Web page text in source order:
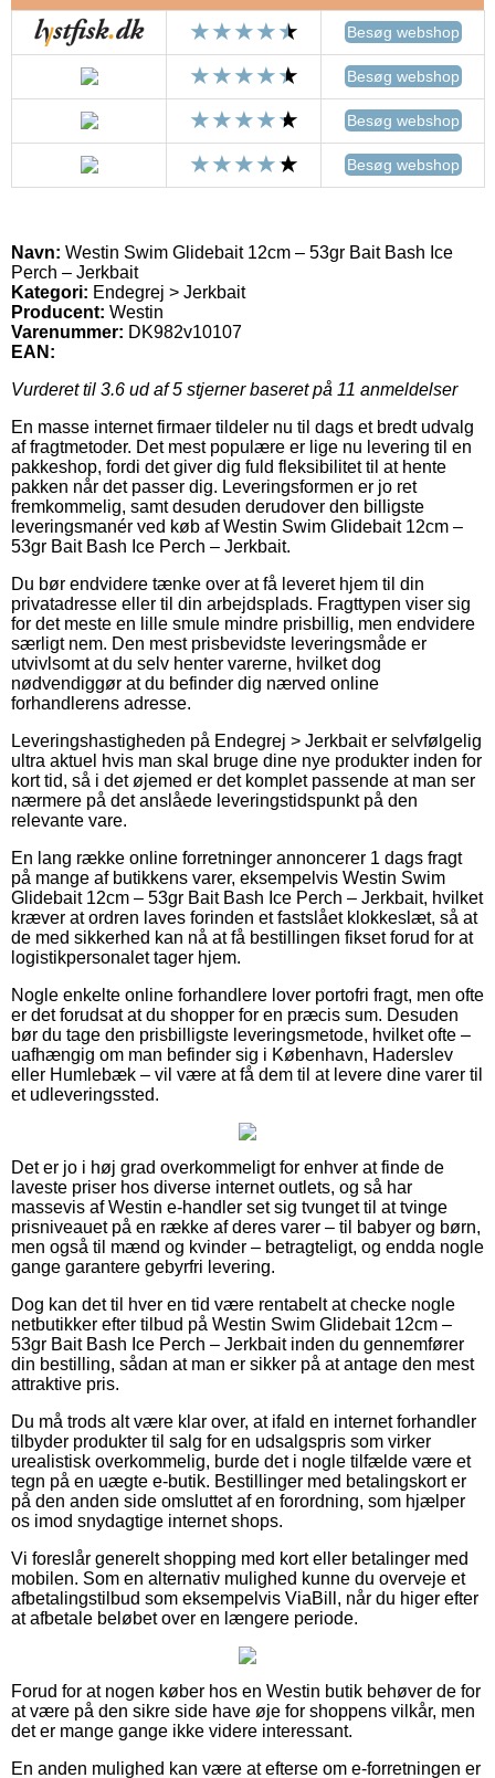
Besøg webshop
Besøg webshop
Besøg webshop
Besøg webshop
Navn: Westin Swim Glidebait 12cm – 53gr Bait Bash Ice
Perch – Jerkbait
Kategori: Endegrej > Jerkbait
Producent: Westin
Varenummer: DK982v10107
EAN:
Vurderet til 3.6 ud af 5 stjerner baseret på 11 anmeldelser
En masse internet firmaer tildeler nu til dags et bredt udvalg
af fragtmetoder. Det mest populære er lige nu levering til en
pakkeshop, fordi det giver dig fuld fleksibilitet til at hente
pakken når det passer dig. Leveringsformen er jo ret
fremkommelig, samt desuden derudover den billigste
leveringsmanér ved køb af Westin Swim Glidebait 12cm –
53gr Bait Bash Ice Perch – Jerkbait.
Du bør endvidere tænke over at få leveret hjem til din
privatadresse eller til din arbejdsplads. Fragttypen viser sig
for det meste en lille smule mindre prisbillig, men endvidere
særligt nem. Den mest prisbevidste leveringsmåde er
utvivlsomt at du selv henter varerne, hvilket dog
nødvendiggør at du befinder dig nærved online
forhandlerens adresse.
Leveringshastigheden på Endegrej > Jerkbait er selvfølgelig
ultra aktuel hvis man skal bruge dine nye produkter inden for
kort tid, så i det øjemed er det komplet passende at man ser
nærmere på det anslåede leveringstidspunkt på den
relevante vare.
En lang række online forretninger annoncerer 1 dags fragt
på mange af butikkens varer, eksempelvis Westin Swim
Glidebait 12cm – 53gr Bait Bash Ice Perch – Jerkbait, hvilket
kræver at ordren laves forinden et fastslået klokkeslæt, så at
de med sikkerhed kan nå at få bestillingen fikset forud for at
logistikpersonalet tager hjem.
Nogle enkelte online forhandlere lover portofri fragt, men ofte
er det forudsat at du shopper for en præcis sum. Desuden
bør du tage den prisbilligste leveringsmetode, hvilket ofte –
uafhængig om man befinder sig i København, Haderslev
eller Humlebæk – vil være at få dem til at levere dine varer til
et udleveringssted.
Det er jo i høj grad overkommeligt for enhver at finde de
laveste priser hos diverse internet outlets, og så har
massevis af Westin e-handler set sig tvunget til at tvinge
prisniveauet på en række af deres varer – til babyer og børn,
men også til mænd og kvinder – betragteligt, og endda nogle
gange garantere gebyrfri levering.
Dog kan det til hver en tid være rentabelt at checke nogle
netbutikker efter tilbud på Westin Swim Glidebait 12cm –
53gr Bait Bash Ice Perch – Jerkbait inden du gennemfører
din bestilling, sådan at man er sikker på at antage den mest
attraktive pris.
Du må trods alt være klar over, at ifald en internet forhandler
tilbyder produkter til salg for en udsalgspris som virker
urealistisk overkommelig, burde det i nogle tilfælde være et
tegn på en uægte e-butik. Bestillinger med betalingskort er
på den anden side omsluttet af en forordning, som hjælper
os imod snydagtige internet shops.
Vi foreslår generelt shopping med kort eller betalinger med
mobilen. Som en alternativ mulighed kunne du overveje et
afbetalingstilbud som eksempelvis ViaBill, når du higer efter
at afbetale beløbet over en længere periode.
Forud for at nogen køber hos en Westin butik behøver de for
at være på den sikre side have øje for shoppens vilkår, men
det er mange gange ikke videre interessant.
En anden mulighed kan være at efterse om e-forretningen er